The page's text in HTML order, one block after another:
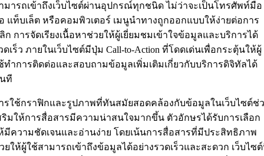
มารถเข้าถึงเว็บไซต์ผ่านอุปกรณ์ทุกชนิด ไม่ว่าจะเป็นโทรศัพท์มือ
แท็บเล็ต หรือคอมพิวเตอร์ เมนูนำทางถูกออกแบบให้ง่ายต่อการ
ก การจัดเรียงเนื้อหาช่วยให้ผู้เยี่ยมชมเข้าใจข้อมูลและบริการได้
ดเร็ว ภายในเว็บไซต์มีปุ่ม Call-to-Action ที่โดดเด่นเพื่อกระตุ้นให้ผู้
ทำการติดต่อและสอบถามข้อมูลเพิ่มเติมเกี่ยวกับบริการดิจิทัลได้
ที
รใช้กราฟิกและรูปภาพที่ทันสมัยสอดคล้องกับข้อมูลในเว็บไซต์ช่
ริมให้การสื่อสารมีความน่าสนใจมากขึ้น ตัวอักษรได้รับการเลือก
มีความชัดเจนและอ่านง่าย โดยเน้นการสื่อสารที่มีประสิทธิภาพ
ยให้ผู้ใช้สามารถเข้าถึงข้อมูลได้อย่างรวดเร็วและสะดวก เว็บไซ